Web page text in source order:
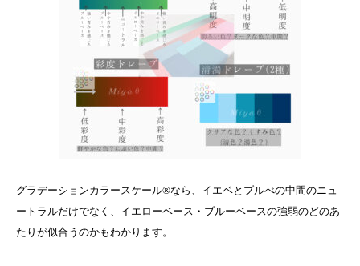
グラデーションカラースケール®なら、イエベとブルべの中間のニュ
ートラルだけでなく、イエローベース・ブルーベースの強弱のどのあ
たりが似合うのかもわかります。